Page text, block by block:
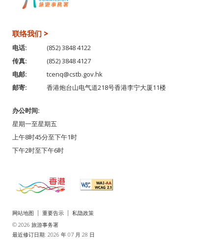
联络我们 >
电话:
(852) 3848 4122
传真:
(852) 3848 4127
电邮:
tcenq@cstb.gov.hk
邮寄:
香港炮台山电气道218号香港李宁大厦11楼
办公时间:
星期一至星期五
上午8时45分至下午1时
下午2时至下午6时
网站地图 重要告示
私隐政策
© 2026 旅游事务署
最近修订日期: 2026 年 07 月 28 日